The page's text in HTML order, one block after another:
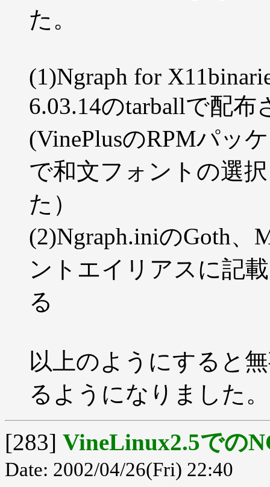
た。
(1)Ngraph for
6.03.14のtarballで配
(VinePlusのRPMパッ
で和文フォントの選
た）
(2)Ngraph.iniのGoth、
ントエイリアスに記
る
以上のようにすると
るようになりました。
[283] VineLinux2.5での
Date: 2002/04/26(Fri) 22:40